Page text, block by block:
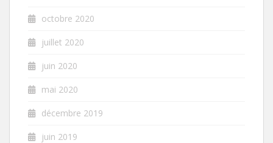
octobre 2020
juillet 2020
juin 2020
mai 2020
décembre 2019
juin 2019